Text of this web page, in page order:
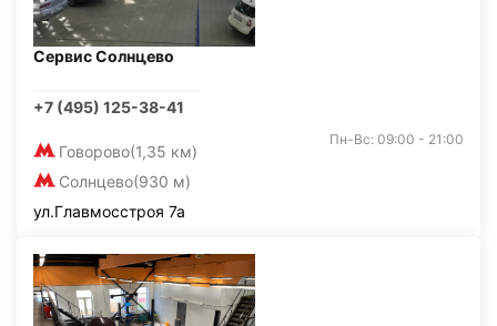
Сервис Солнцево
+7 (495) 125-38-41
Говорово(1,35 км)
Солнцево(930 м)
Пн-Вс: 09:00 - 21:00
ул.Главмосстроя 7а